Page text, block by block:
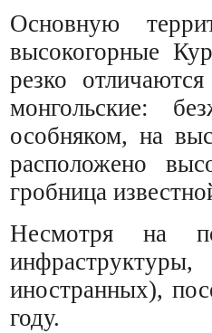
Основную
высокогорные
резко
монгольские:
особняком, на
расположено
гробница
Несмотря на
иностранных),
году.